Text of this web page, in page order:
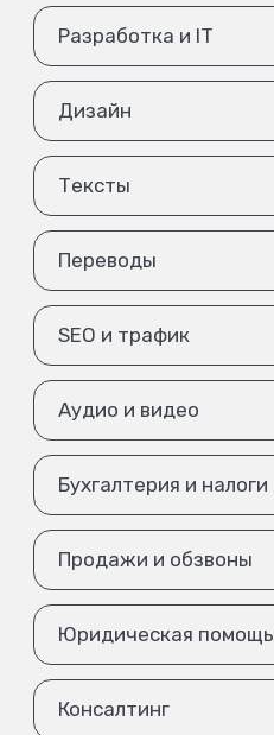
Разработка и IT
Дизайн
Тексты
Переводы
SEO и трафик
Аудио и видео
Бухгалтерия и налоги
Продажи и обзвоны
Юридическая помощь
Консалтинг